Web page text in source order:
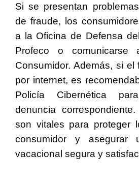
Si se presentan
de fraude, los
a la Oficina de Defensa
Profeco o comunicarse
Consumidor. Además, si el
por internet, es
Policía Cibernética
denuncia
son vitales para proteger
consumidor y asegurar
vacacional segura y